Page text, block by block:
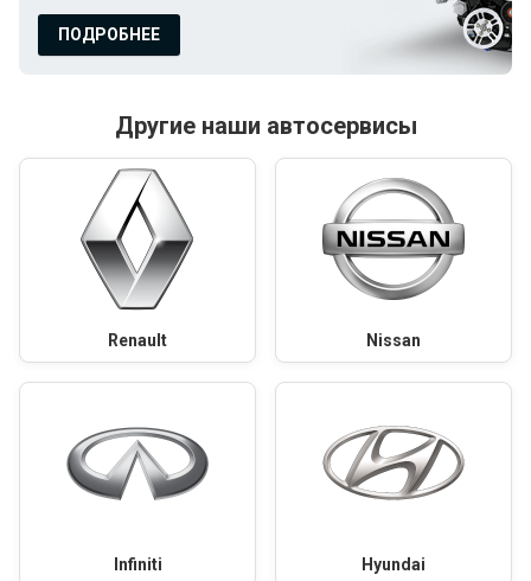
ПОДРОБНЕЕ
Другие наши автосервисы
Renault Nissan
Infiniti Hyundai